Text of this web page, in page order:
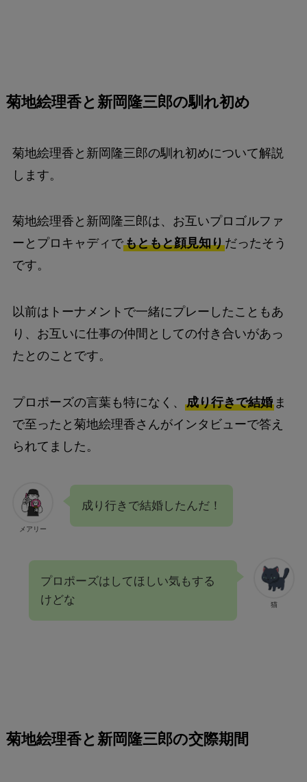
菊地絵理香と新岡隆三郎の馴れ初め
菊地絵理香と新岡隆三郎の馴れ初めについて解説
します。
菊地絵理香と新岡隆三郎は、お互いプロゴルファ
ーとプロキャディでもともと顔見知りだったそう
です。
以前はトーナメントで一緒にプレーしたこともあ
り、お互いに仕事の仲間としての付き合いがあっ
たとのことです。
プロポーズの言葉も特になく、 成り行きで結婚ま
で至ったと菊地絵理香さんがインタビューで答え
られてました。
メアリー
成り行きで結婚したんだ！
猫
プロポーズはしてほしい気もする
けどな
菊地絵理香と新岡隆三郎の交際期間